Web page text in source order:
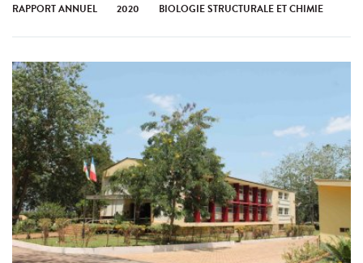
RAPPORT ANNUEL 2020 BIOLOGIE STRUCTURALE ET CHIMIE